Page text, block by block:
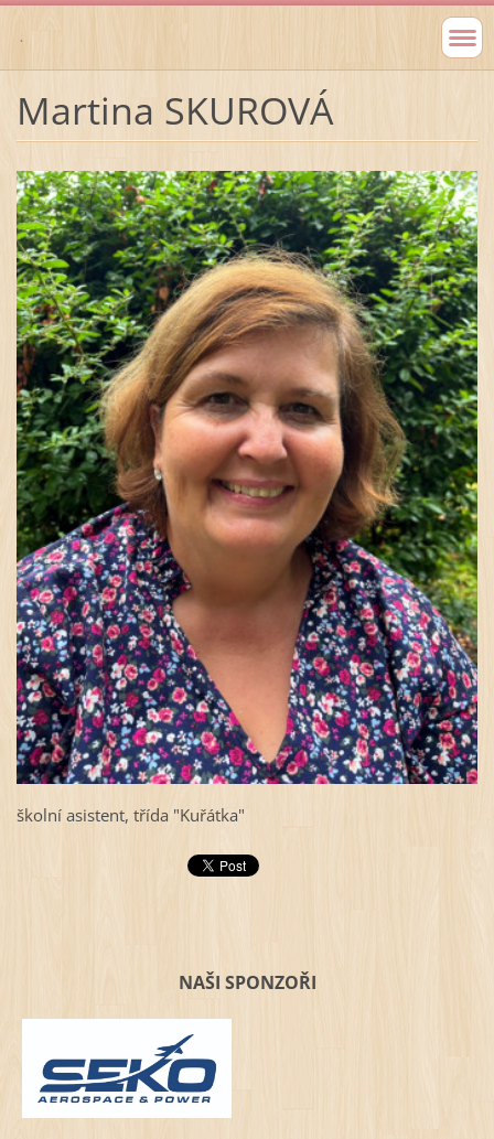
.
Martina SKUROVÁ
školní asistent, třída "Kuřátka"
NAŠI SPONZOŘI